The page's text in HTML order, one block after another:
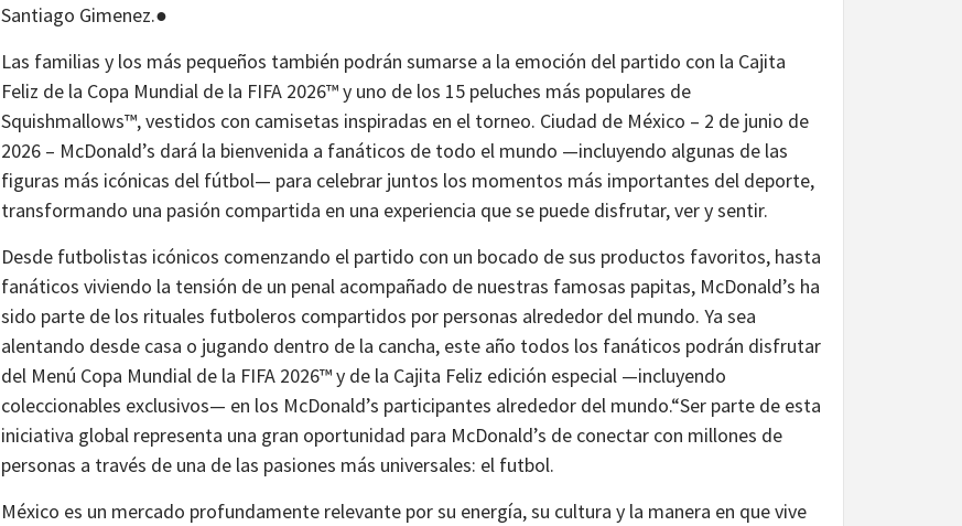
Santiago Gimenez.●
Las familias y los más pequeños también podrán sumarse a la emoción del partido con la Cajita
Feliz de la Copa Mundial de la FIFA 2026™ y uno de los 15 peluches más populares de
Squishmallows™, vestidos con camisetas inspiradas en el torneo. Ciudad de México – 2 de junio de
2026 – McDonald’s dará la bienvenida a fanáticos de todo el mundo —incluyendo algunas de las
figuras más icónicas del fútbol— para celebrar juntos los momentos más importantes del deporte,
transformando una pasión compartida en una experiencia que se puede disfrutar, ver y sentir.
Desde futbolistas icónicos comenzando el partido con un bocado de sus productos favoritos, hasta
fanáticos viviendo la tensión de un penal acompañado de nuestras famosas papitas, McDonald’s ha
sido parte de los rituales futboleros compartidos por personas alrededor del mundo. Ya sea
alentando desde casa o jugando dentro de la cancha, este año todos los fanáticos podrán disfrutar
del Menú Copa Mundial de la FIFA 2026™ y de la Cajita Feliz edición especial —incluyendo
coleccionables exclusivos— en los McDonald’s participantes alrededor del mundo.“Ser parte de esta
iniciativa global representa una gran oportunidad para McDonald’s de conectar con millones de
personas a través de una de las pasiones más universales: el futbol.
México es un mercado profundamente relevante por su energía, su cultura y la manera en que vive